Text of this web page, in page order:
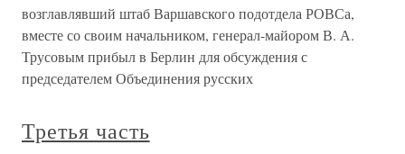
возглавлявший штаб Варшавского подотдела РОВСа,
вместе со своим начальником, генерал-майором В. А.
Трусовым прибыл в Берлин для обсуждения с
председателем Объединения русских
Третья часть